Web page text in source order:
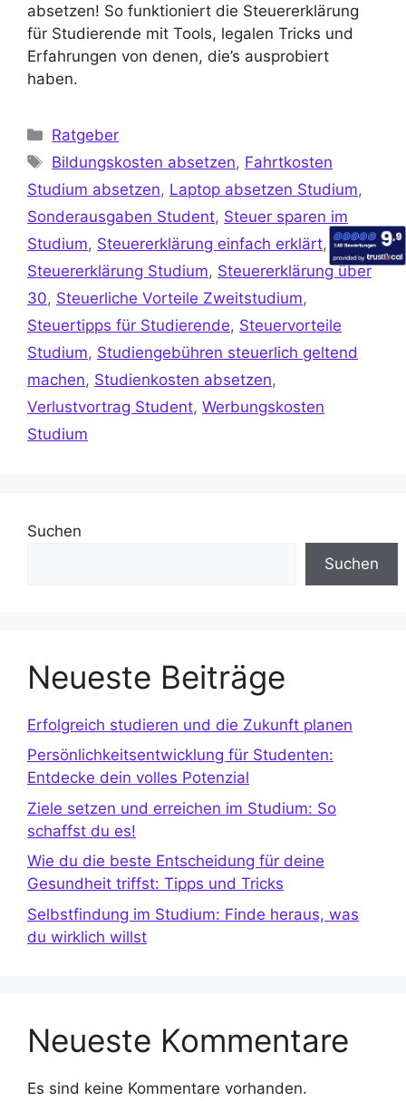
absetzen! So funktioniert die Steuererklärung
für Studierende mit Tools, legalen Tricks und
Erfahrungen von denen, die’s ausprobiert
haben.
Ratgeber
Bildungskosten absetzen, Fahrtkosten
Studium absetzen, Laptop absetzen Studium,
Sonderausgaben Student, Steuer sparen im
Studium, Steuererklärung einfach erklärt,
Steuererklärung Studium, Steuererklärung über
30, Steuerliche Vorteile Zweitstudium,
Steuertipps für Studierende, Steuervorteile
Studium, Studiengebühren steuerlich geltend
machen, Studienkosten absetzen,
Verlustvortrag Student, Werbungskosten
Studium
Suchen
Suchen
Neueste Beiträge
Erfolgreich studieren und die Zukunft planen
Persönlichkeitsentwicklung für Studenten:
Entdecke dein volles Potenzial
Ziele setzen und erreichen im Studium: So
schaffst du es!
Wie du die beste Entscheidung für deine
Gesundheit triffst: Tipps und Tricks
Selbstfindung im Studium: Finde heraus, was
du wirklich willst
Neueste Kommentare
Es sind keine Kommentare vorhanden.